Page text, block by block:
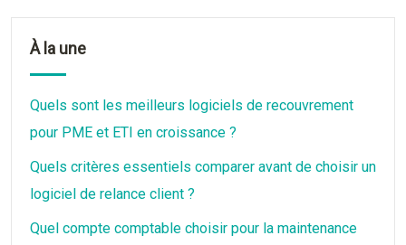
À la une
Quels sont les meilleurs logiciels de recouvrement
pour PME et ETI en croissance ?
Quels critères essentiels comparer avant de choisir un
logiciel de relance client ?
Quel compte comptable choisir pour la maintenance